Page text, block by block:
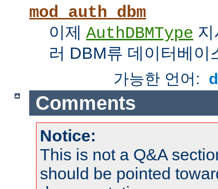
mod_auth_dbm
이제 AuthDBMType
러 DBM류 데이터베이
가능한 언어:
Comments
Notice:
This is not a Q&A
should be pointed